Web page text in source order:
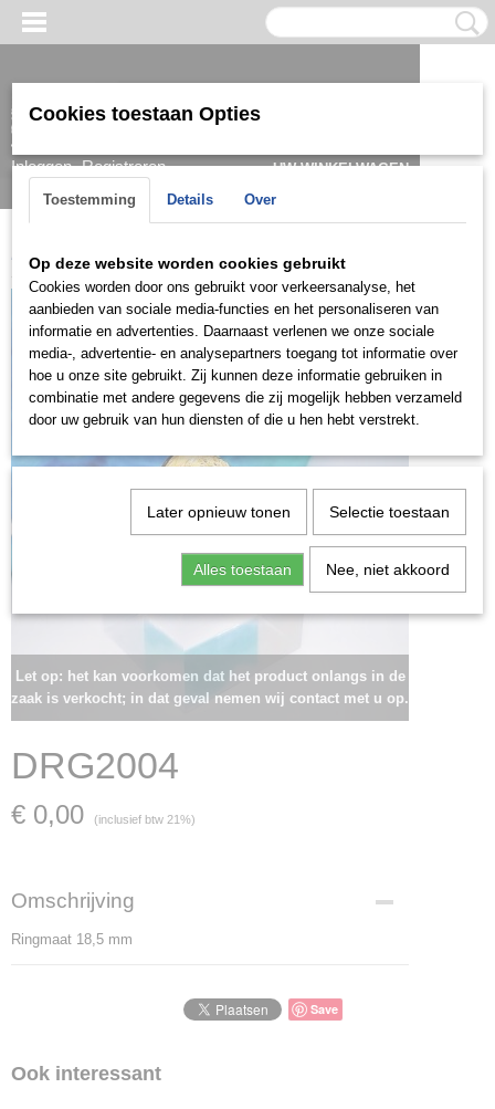
Inloggen Registreren
UW WINKELWAGEN
Home > > Damesringen Ringen 22k >DRG2004
Let op: het kan voorkomen dat het product onlangs in de
zaak is verkocht; in dat geval nemen wij contact met u op.
DRG2004
€ 0,00 (inclusief btw 21%)
Omschrijving
Ringmaat 18,5 mm
Save
Ook interessant
Cookies toestaan Opties
Toestemming Details Over
Op deze website worden cookies gebruikt
Cookies worden door ons gebruikt voor verkeersanalyse, het
aanbieden van sociale media-functies en het personaliseren van
informatie en advertenties. Daarnaast verlenen we onze sociale
media-, advertentie- en analysepartners toegang tot informatie over
hoe u onze site gebruikt. Zij kunnen deze informatie gebruiken in
combinatie met andere gegevens die zij mogelijk hebben verzameld
door uw gebruik van hun diensten of die u hen hebt verstrekt.
Later opnieuw tonen Selectie toestaan
Alles toestaan Nee, niet akkoord